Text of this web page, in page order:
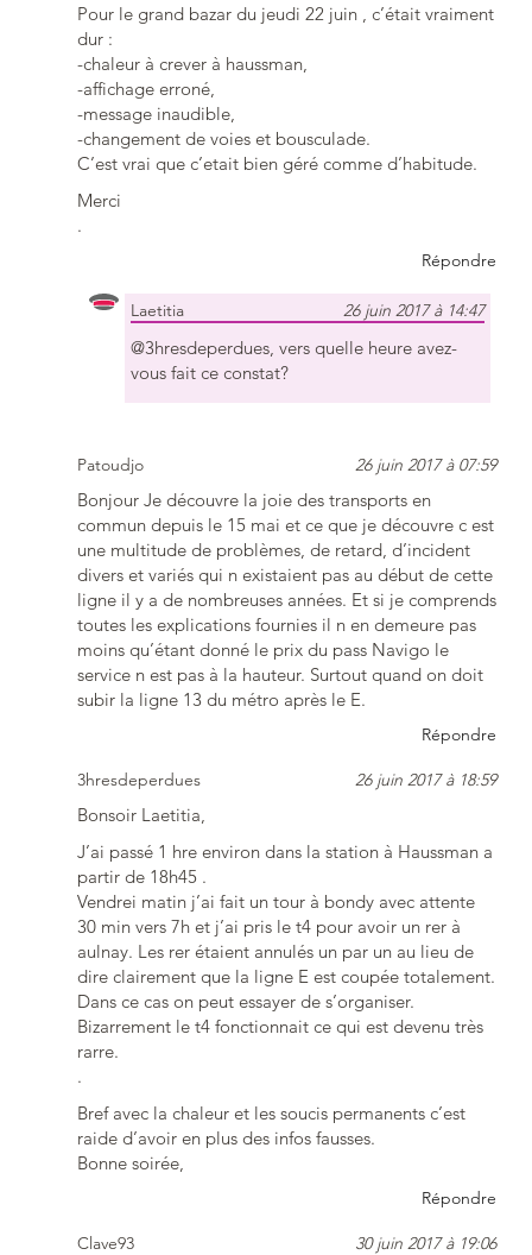
Pour le grand bazar du jeudi 22 juin , c’était vraiment
dur :
-chaleur à crever à haussman,
-affichage erroné,
-message inaudible,
-changement de voies et bousculade.
C’est vrai que c’etait bien géré comme d’habitude.
Merci
.
Répondre
Laetitia 26 juin 2017 à 14:47
@3hresdeperdues, vers quelle heure avez-
vous fait ce constat?
Patoudjo 26 juin 2017 à 07:59
Bonjour Je découvre la joie des transports en
commun depuis le 15 mai et ce que je découvre c est
une multitude de problèmes, de retard, d’incident
divers et variés qui n existaient pas au début de cette
ligne il y a de nombreuses années. Et si je comprends
toutes les explications fournies il n en demeure pas
moins qu’étant donné le prix du pass Navigo le
service n est pas à la hauteur. Surtout quand on doit
subir la ligne 13 du métro après le E.
Répondre
3hresdeperdues 26 juin 2017 à 18:59
Bonsoir Laetitia,
J’ai passé 1 hre environ dans la station à Haussman a
partir de 18h45 .
Vendrei matin j’ai fait un tour à bondy avec attente
30 min vers 7h et j’ai pris le t4 pour avoir un rer à
aulnay. Les rer étaient annulés un par un au lieu de
dire clairement que la ligne E est coupée totalement.
Dans ce cas on peut essayer de s’organiser.
Bizarrement le t4 fonctionnait ce qui est devenu très
rarre.
.
Bref avec la chaleur et les soucis permanents c’est
raide d’avoir en plus des infos fausses.
Bonne soirée,
Répondre
Clave93 30 juin 2017 à 19:06